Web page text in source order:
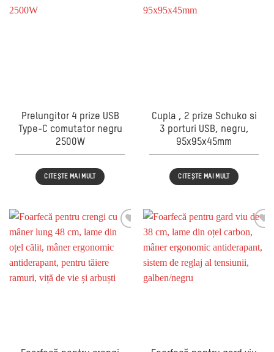
Prelungitor 4 prize USB
Type-C comutator negru
2500W
CITEȘTE MAI MULT
Cupla , 2 prize Schuko si
3 porturi USB, negru,
95x95x45mm
CITEȘTE MAI MULT